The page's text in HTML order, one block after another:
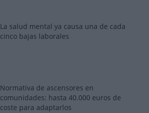
La salud mental ya causa una de cada
cinco bajas laborales
Normativa de ascensores en
comunidades: hasta 40.000 euros de
coste para adaptarlos